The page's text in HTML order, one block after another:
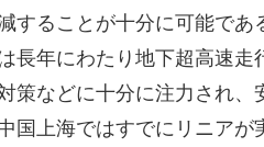
することが十分に可能であ
長年にわたり地下超高速走
策などに十分に注力され、
国上海ではすでにリニアが